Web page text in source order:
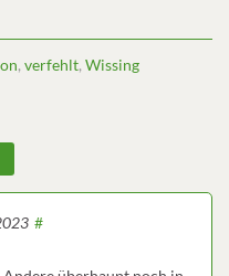
, verfehlt, Wissing
#